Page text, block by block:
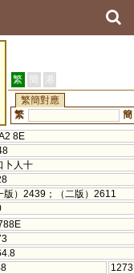
繁 簡 港
繁簡對應
繁
簡
8E
卜人十
版）2439；（二版）2611
1273